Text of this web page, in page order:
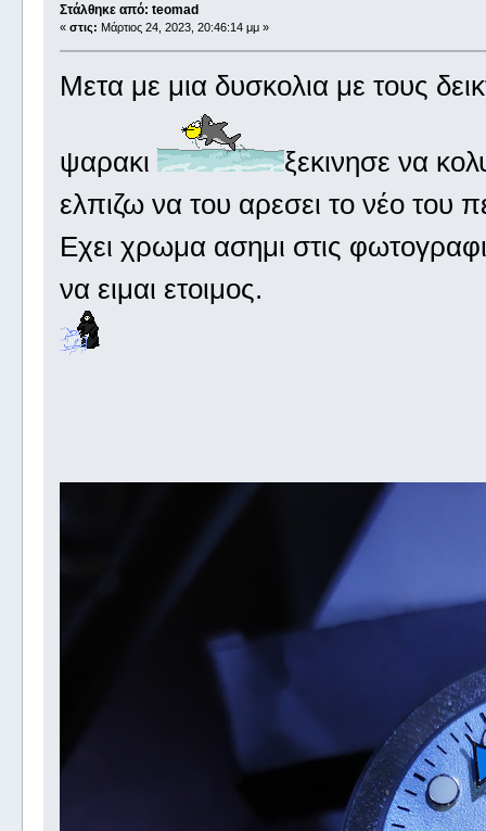
Στάλθηκε από: teomad
« στις: Μάρτιος 24, 2023, 20:46:14 μμ »
Mετα με μια δυσκολια με τους
ψαρακι
ξεκινησε να
ελπιζω να του αρεσει το νέο του
Εχει χρωμα ασημι στις
να ειμαι ετοιμος.